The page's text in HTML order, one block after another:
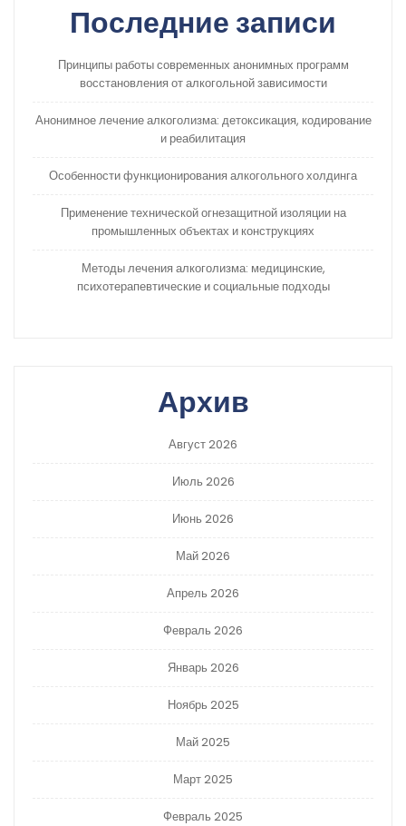
Последние записи
Принципы работы современных анонимных программ
восстановления от алкогольной зависимости
Анонимное лечение алкоголизма: детоксикация, кодирование
и реабилитация
Особенности функционирования алкогольного холдинга
Применение технической огнезащитной изоляции на
промышленных объектах и конструкциях
Методы лечения алкоголизма: медицинские,
психотерапевтические и социальные подходы
Архив
Август 2026
Июль 2026
Июнь 2026
Май 2026
Апрель 2026
Февраль 2026
Январь 2026
Ноябрь 2025
Май 2025
Март 2025
Февраль 2025